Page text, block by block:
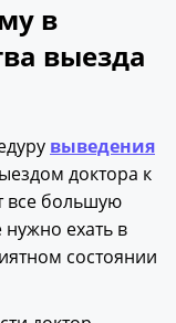
в
выезда
выведения
доктора к
все большую
нужно ехать в
состоянии